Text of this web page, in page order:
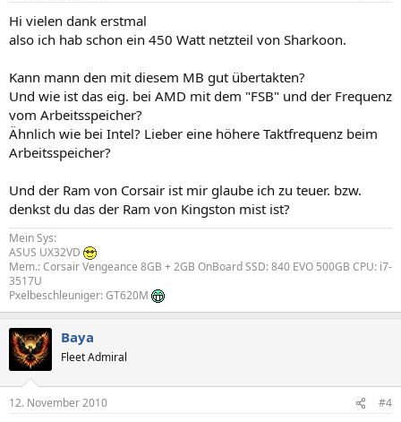
Hi vielen dank erstmal
also ich hab schon ein 450 Watt netzteil von Sharkoon.
Kann mann den mit diesem MB gut übertakten?
Und wie ist das eig. bei AMD mit dem "FSB" und der Frequenz
vom Arbeitsspeicher?
Ähnlich wie bei Intel? Lieber eine höhere Taktfrequenz beim
Arbeitsspeicher?
Und der Ram von Corsair ist mir glaube ich zu teuer. bzw.
denkst du das der Ram von Kingston mist ist?
Mein Sys:
ASUS UX32VD
Mem.: Corsair Vengeance 8GB + 2GB OnBoard SSD: 840 EVO 500GB CPU: i7-
3517U
Pxelbeschleuniger: GT620M
Baya
Fleet Admiral
12. November 2010 #4